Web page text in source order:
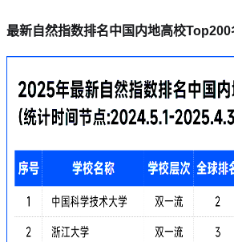
最新自然指数排名中国内地高校Top200